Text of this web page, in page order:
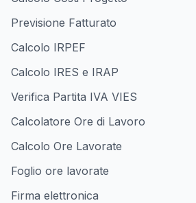
Previsione Fatturato
Calcolo IRPEF
Calcolo IRES e IRAP
Verifica Partita IVA VIES
Calcolatore Ore di Lavoro
Calcolo Ore Lavorate
Foglio ore lavorate
Firma elettronica